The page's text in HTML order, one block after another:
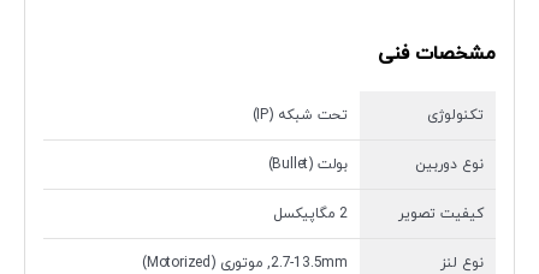
مشخصات فنی
تکنولوژی تحت شبکه (IP)
نوع دوربین بولت (Bullet)
کیفیت تصویر 2 مگاپیکسل
نوع لنز 2.7-13.5mm, موتوری (Motorized)